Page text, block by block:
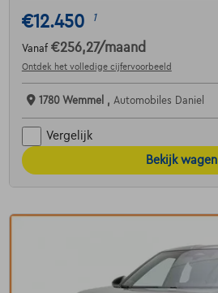
€12.450 1
Vanaf €256,27/maand
Ontdek het volledige cijfervoorbeeld
1780 Wemmel , Automobiles Daniel
Vergelijk
Bekijk wagen